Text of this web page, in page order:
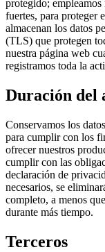
protegido; empleamos
fuertes, para proteger
almacenan los datos
(TLS) que protegen
nuestra página web
registramos toda la
Duración del
Conservamos los
para cumplir con los
ofrecer nuestros
cumplir con las
declaración de
necesarios, se
completo, a menos
durante más tiempo.
Terceros